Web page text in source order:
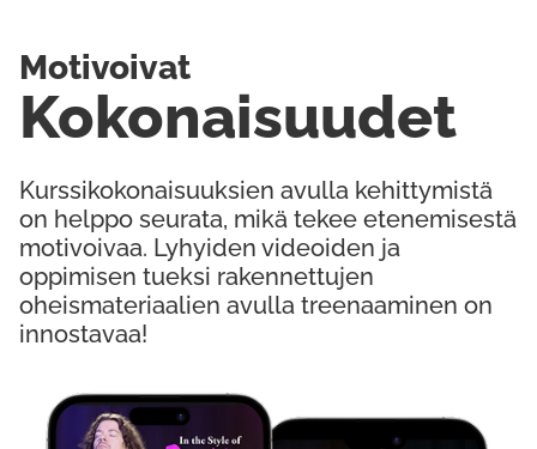
Kurssikokonaisuuksien avulla kehittymistä
on helppo seurata, mikä tekee etenemisestä
motivoivaa. Lyhyiden videoiden ja
oppimisen tueksi rakennettujen
oheismateriaalien avulla treenaaminen on
innostavaa!
Kokonaisuudet
Motivoivat